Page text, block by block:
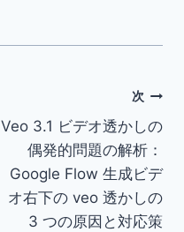
次
Veo 3.1 ビデオ透かしの
偶発的問題の解析：
Google Flow 生成ビデ
オ右下の veo 透かしの
3 つの原因と対応策